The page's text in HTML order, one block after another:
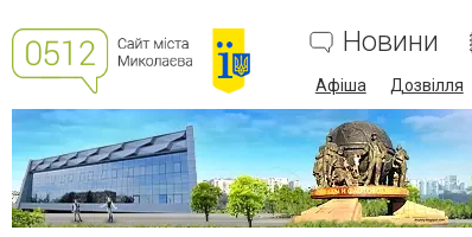
Новини
Афіша Дозвілля